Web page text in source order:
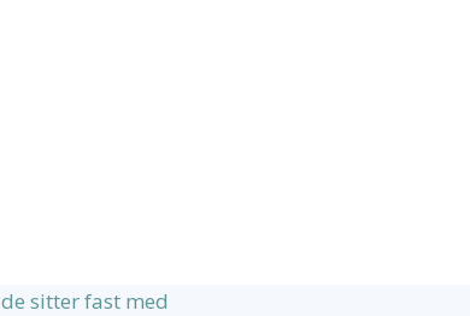
sitter fast med